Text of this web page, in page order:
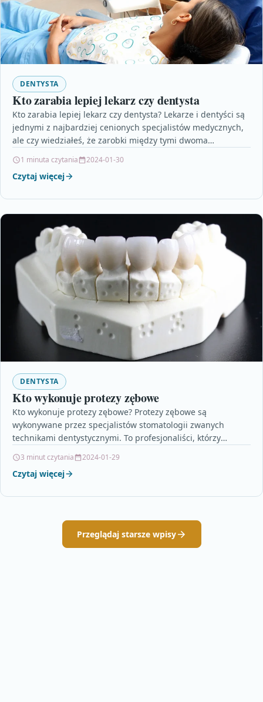
DENTYSTA
Kto zarabia lepiej lekarz czy dentysta
Kto zarabia lepiej lekarz czy dentysta? Lekarze i dentyści są
jednymi z najbardziej cenionych specjalistów medycznych,
ale czy wiedziałeś, że zarobki między tymi dwoma…
1 minuta czytania 2024-01-30
Czytaj więcej
DENTYSTA
Kto wykonuje protezy zębowe
Kto wykonuje protezy zębowe? Protezy zębowe są
wykonywane przez specjalistów stomatologii zwanych
technikami dentystycznymi. To profesjonaliści, którzy
3 minut czytania 2024-01-29
Czytaj więcej
Przeglądaj starsze wpisy